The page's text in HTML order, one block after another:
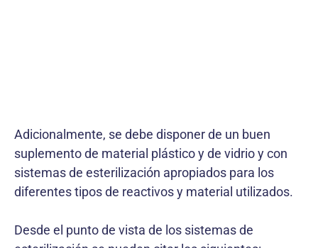
Adicionalmente, se debe disponer de un buen
suplemento de material plástico y de vidrio y con
sistemas de esterilización apropiados para los
diferentes tipos de reactivos y material utilizados.
Desde el punto de vista de los sistemas de